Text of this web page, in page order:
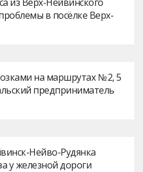
в посёлке Верх-
на маршрутах № 2, 5
предприниматель
Нейво-Рудянка
у железной дороги